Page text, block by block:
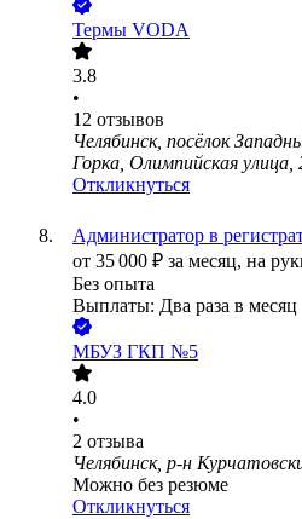
Термы VODA
3.8
•
12 отзывов
Челябинск, посёлок
Горка, Олимпийская улица,
Откликнуться
Администратор в
от 35 000 ₽ за месяц, на
Без опыта
Выплаты: Два раза в месяц
МБУЗ ГКП №5
4.0
•
2 отзыва
Челябинск, р-н
Можно без резюме
Откликнуться